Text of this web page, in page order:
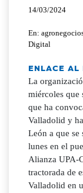
14/03/2024
En:
Digital
ENLACE AL
La
miércoles que
que ha
Valladolid y
León a que
lunes en el
Alianza UPA-
tractorada de
Valladolid en